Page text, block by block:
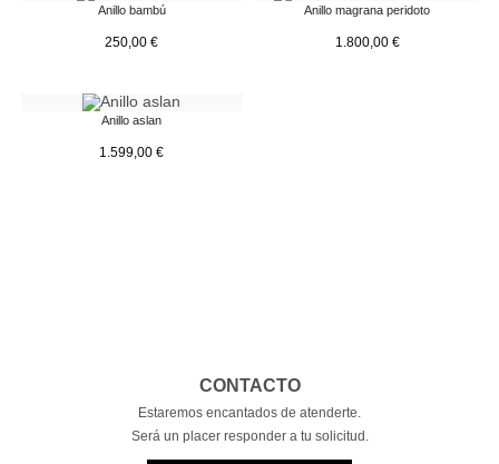
Anillo bambú
250,00€
Anillo magrana peridoto
1.800,00 €
Anillo aslan
1.599,00€
CONTACTO
Estaremos encantados de atenderte.
Será un placer responder a tu solicitud.